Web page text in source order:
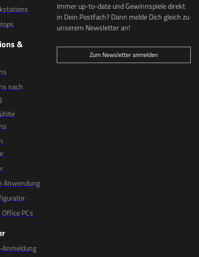
&
nach
Anwendung
PCs
Immer up-to-date und Gewinnspiele direkt
in Dein Postfach? Dann melde Dich gleich zu
unserem Newsletter an!
Zum Newsletter anmelden